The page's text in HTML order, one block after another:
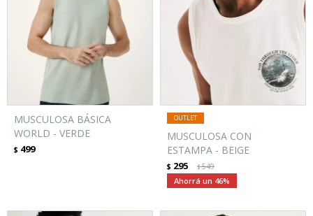
MUSCULOSA BÁSICA
WORLD - VERDE
$ 499
MUSCULOSA CON
ESTAMPA - BEIGE
$ 295 $549
46